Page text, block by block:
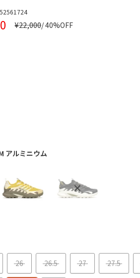
通
¥22,000/ 40%OFF
アルミニウム
26 26.5 27 27.5